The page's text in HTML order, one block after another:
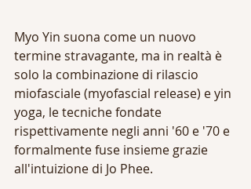
Myo Yin suona come un nuovo
termine stravagante, ma in realtà è
solo la combinazione di rilascio
miofasciale (myofascial release) e yin
yoga, le tecniche fondate
rispettivamente negli anni '60 e '70 e
formalmente fuse insieme grazie
all'intuizione di Jo Phee.